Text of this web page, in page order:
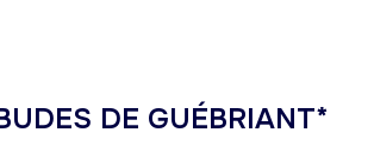
DE GUÉBRIANT*